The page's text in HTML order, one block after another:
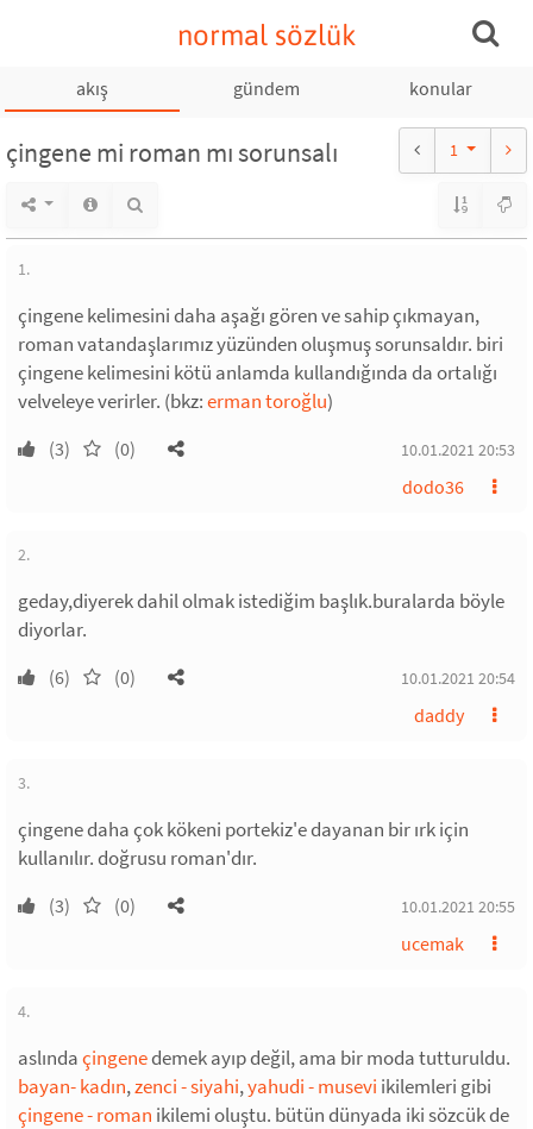
normal sözlük
akış gündem konular
çingene mi roman mı sorunsalı 1
1.
çingene kelimesini daha aşağı gören ve sahip çıkmayan,
roman vatandaşlarımız yüzünden oluşmuş sorunsaldır. biri
çingene kelimesini kötü anlamda kullandığında da ortalığı
velveleye verirler. (bkz:erman toroğlu)
(3) (0) 10.01.2021 20:53
dodo36
2.
geday,diyerek dahil olmak istediğim başlık.buralarda böyle
diyorlar.
(6) (0) 10.01.2021 20:54
daddy
3.
çingene daha çok kökeni portekiz'e dayanan bir ırk için
kullanılır. doğrusu roman'dır.
(3) (0) 10.01.2021 20:55
ucemak
4.
aslındaçingenedemek ayıp değil, ama bir moda tutturuldu.
bayan- kadın,zenci - siyahi,yahudi - musevi ikilemleri gibi
çingene - roman ikilemi oluştu. bütün dünyada iki sözcük de